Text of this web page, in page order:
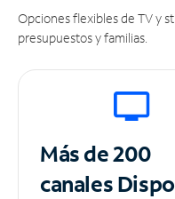
Opciones flexibles de TV y
presupuestos y familias.
Más de 200
canales